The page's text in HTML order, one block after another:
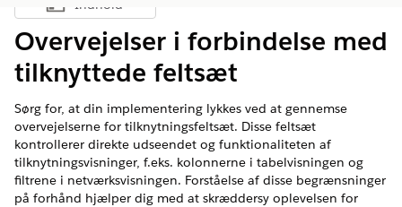
Vis indholdsfortegnelse
Indhold
Overvejelser i forbindelse med
tilknyttede feltsæt
Sørg for, at din implementering lykkes ved at gennemse
overvejelserne for tilknytningsfeltsæt. Disse feltsæt
kontrollerer direkte udseendet og funktionaliteten af
tilknytningsvisninger, f.eks. kolonnerne i tabelvisningen og
filtrene i netværksvisningen. Forståelse af disse begrænsninger
på forhånd hjælper dig med at skræddersy oplevelsen for